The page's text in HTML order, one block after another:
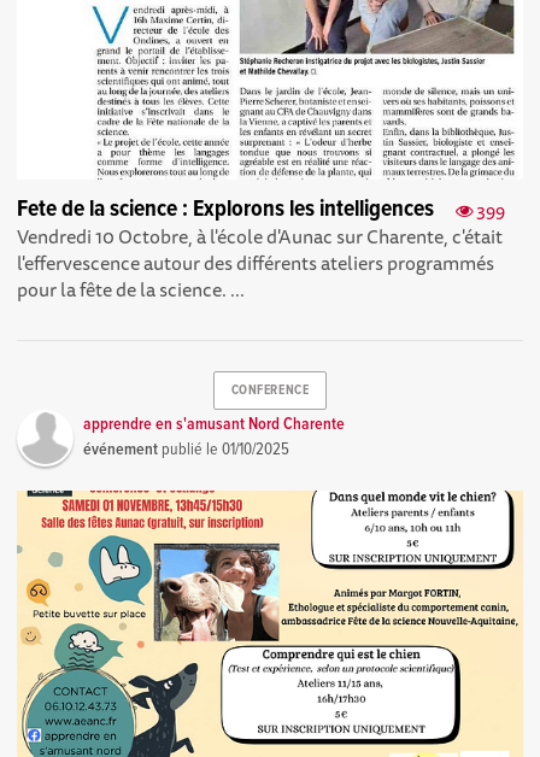
399
Fete de la science : Explorons les intelligences
Vendredi 10 Octobre, à l'école d'Aunac sur Charente, c'était
l'effervescence autour des différents ateliers programmés
pour la fête de la science. ...
CONFERENCE
apprendre en s'amusant Nord Charente
événement publié le01/10/2025